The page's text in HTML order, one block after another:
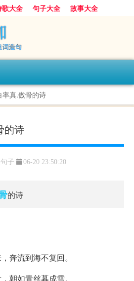
歌大全 句子大全
故事大全
欣赏
率真.傲骨的诗
的诗
子 06-20 23:50:20
的诗
奔流到海不复回。
朝如青丝暮成雪。